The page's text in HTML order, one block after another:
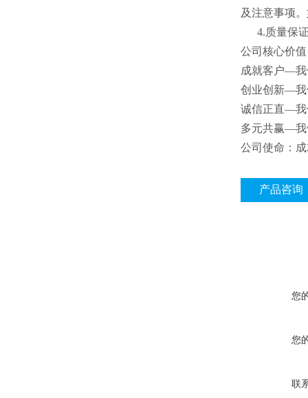
及注意事项
4.质量保证
公司核心价
成就客户—我
创业创新—我
诚信正直—我
多元共赢—我
公司使命：
产品咨询
您
您
联